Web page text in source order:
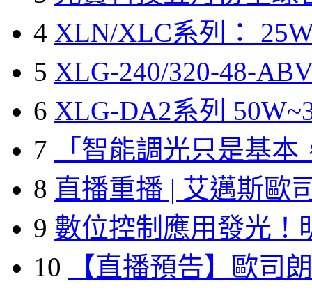
4 XLN/XLC系列：
5 XLG-240/320-48-
6 XLG-DA2系列
7
「智能調光只是基本
8 直播重播 | 艾邁斯歐
9 數位控制應用發光！
10
【直播預告】歐司